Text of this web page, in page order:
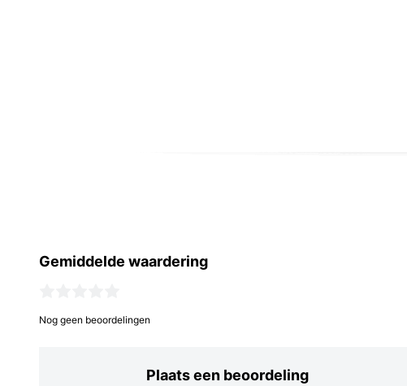
Gemiddelde waardering
Nog geen beoordelingen
Plaats een beoordeling